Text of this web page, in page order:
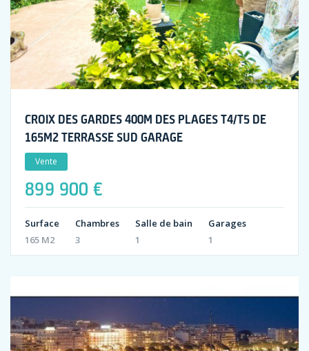
CROIX DES GARDES 400M DES PLAGES T4/T5 DE
165M2 TERRASSE SUD GARAGE
Vente
899 900 €
Surface
165 M2
Chambres
3
Salle de bain
1
Garages
1